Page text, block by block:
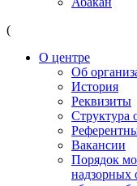
(
О центре
Об
История
Реквизиты
Структура
Вакансии
Порядок
надзорных